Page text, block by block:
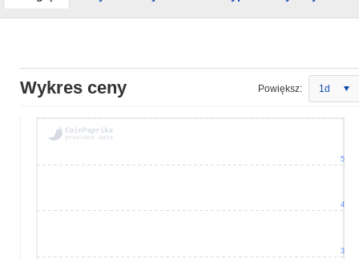
Wykres ceny Powiększ: 1d
3
4
5